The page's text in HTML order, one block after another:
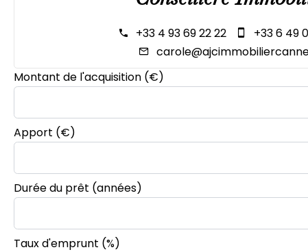
+33 4 93 69 22 22
+33 6 49
Montant de l'acquisition (€)
Apport (€)
Durée du prêt (années)
Taux d'emprunt (%)